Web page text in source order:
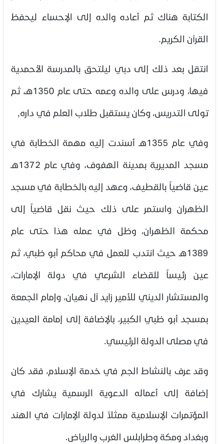
الكتابة هناك ثم أعاده والده إلى الإحساء ليحفظ
القرآن الكريم.
انتقل بعد ذلك إلى دبي ليلتحق بالمدرسة الأحمدية
فيها، ودرس على والده وعمه حتى عام 1350هـ، ثم
تولى التدريس، وكان يستقبل طلاب العلم في داره,
وفي عام 1355هـ أسندت إليه مهمة الخطابة في
مسجد المديرية بمدينة الهفوف، وفي عام 1372هـ
عين قاضياً بالقطيف، وعهد إليه بالخطابة في مسجد
الظهران واستمر على ذلك حيث نقل قاضياً إلى
محكمة الظهران، وظل في عمله هذا حتى عام
1389هـ حيث انتدب للعمل في محاكم أبو ظبي، ثم
عين رئيساً للقضاء الشرعي في دولة الإمارات،
والمستشار الديني للأمير زايد آل نهيان، وإمام الجمعة
بمسجد أبو ظبي الكبير، بالإضافة إلى إمامة العيدين
في مصلى الدولة الرئيسي.
وقد عرف بالنشاط الجم في خدمة الإسلام، فقد كان
إضافة إلى أعماله الدعوية الرسمية يشارك في
المؤتمرات الإسلامية ممثلاً لدولة الإمارات في الهند
وبغداد ومكة وطرابلس الغرب والرياض.